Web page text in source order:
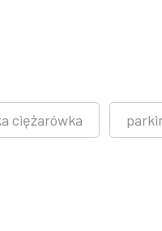
ciężarówka